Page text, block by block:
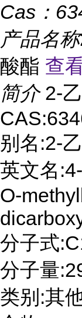
Cas：
产品名称
酸酯 查
简介 2-
别名:2-
英文名
O-
分子式
分子量
类别:其